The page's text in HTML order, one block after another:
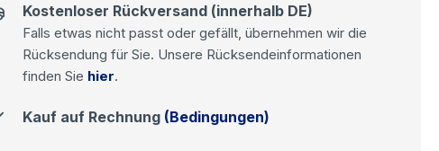
Kostenloser Rückversand (innerhalb DE)
Falls etwas nicht passt oder gefällt, übernehmen wir die
Rücksendung für Sie. Unsere Rücksendeinformationen
finden Sie hier.
Kauf auf Rechnung (Bedingungen)